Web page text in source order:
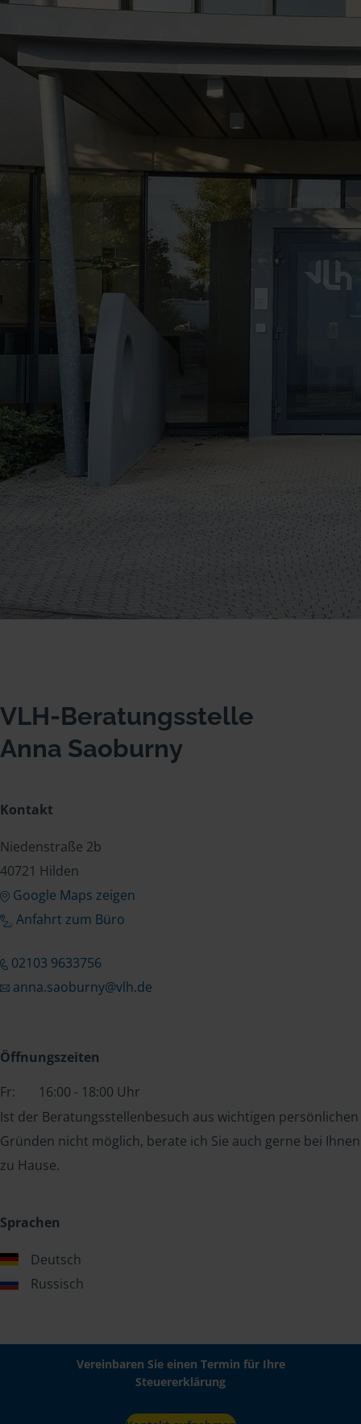
VLH-Beratungsstelle
Anna Saoburny
Kontakt
Niedenstraße 2b
40721 Hilden
Google Maps zeigen
Anfahrt zum Büro
02103 9633756
anna.saoburny@vlh.de
Öffnungszeiten
Fr:
16:00 - 18:00 Uhr
Ist der Beratungsstellenbesuch aus wichtigen persönlichen
Gründen nicht möglich, berate ich Sie auch gerne bei Ihnen
zu Hause.
Sprachen
Deutsch
Russisch
Vereinbaren Sie einen Termin für Ihre
Steuererklärung